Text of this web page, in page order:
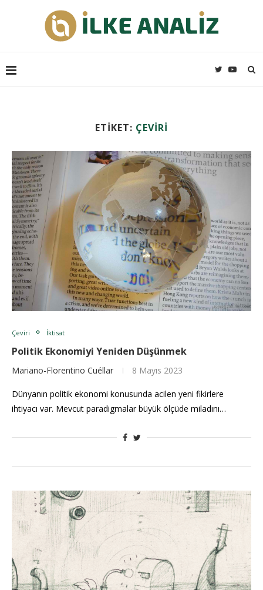
ETIKET: ÇEVIRI
Çeviri İktisat
Politik Ekonomiyi Yeniden Düşünmek
Mariano-Florentino Cuéllar 8 Mayıs 2023
Dünyanın politik ekonomi konusunda acilen yeni fikirlere
ihtiyacı var. Mevcut paradigmalar büyük ölçüde miladını…